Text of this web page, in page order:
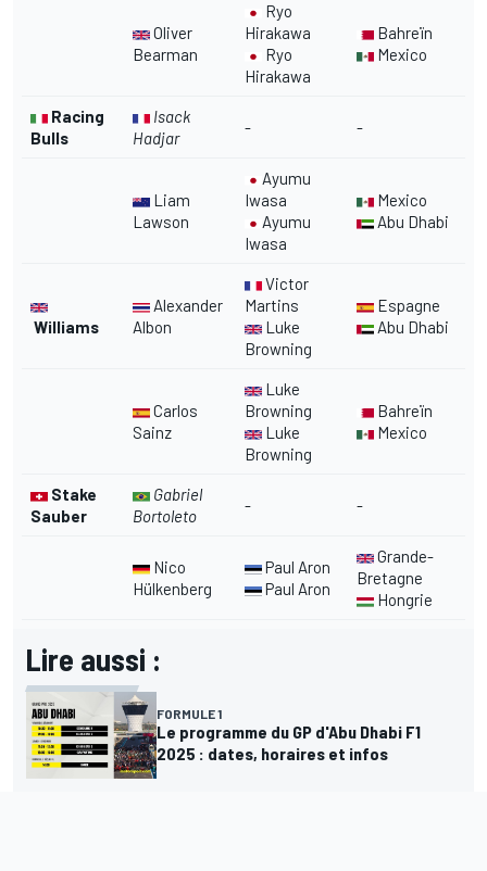
Oliver
Bearman
Ryo
Hirakawa
Ryo
Hirakawa
Bahreïn
Mexico
Racing
Bulls
Isack
Hadjar
- -
Liam
Lawson
Ayumu
Iwasa
Ayumu
Iwasa
Mexico
Abu Dhabi
Williams
Alexander
Albon
Victor
Martins
Luke
Browning
Espagne
Abu Dhabi
Carlos
Sainz
Luke
Browning
Luke
Browning
Bahreïn
Mexico
Stake
Sauber
Gabriel
Bortoleto
- -
Nico
Hülkenberg
Paul Aron
Paul Aron
Grande-
Bretagne
Hongrie
Lire aussi :
FORMULE 1
Le programme du GP d'Abu Dhabi F1
2025 : dates, horaires et infos